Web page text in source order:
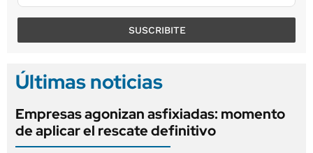
SUSCRIBITE
Últimas noticias
Empresas agonizan asfixiadas: momento
de aplicar el rescate definitivo